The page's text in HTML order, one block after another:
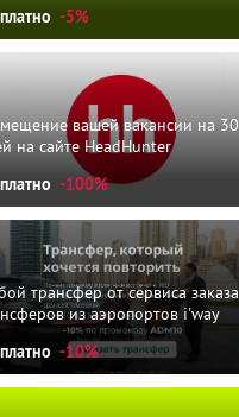
-5%
вашей вакансии на 30
на сайте HeadHunter
-100%
трансфер от сервиса заказа
из аэропортов i'way
-10%